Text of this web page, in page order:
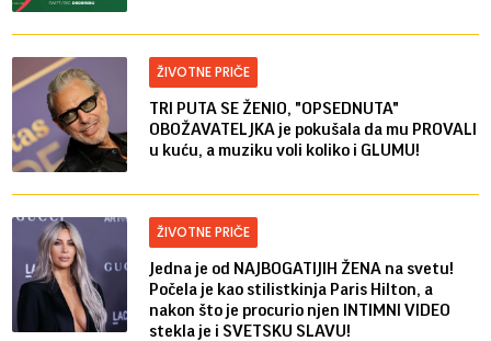
ŽIVOTNE PRIČE
TRI PUTA SE ŽENIO, "OPSEDNUTA"
OBOŽAVATELJKA je pokušala da mu PROVALI
u kuću, a muziku voli koliko i GLUMU!
ŽIVOTNE PRIČE
Jedna je od NAJBOGATIJIH ŽENA na svetu!
Počela je kao stilistkinja Paris Hilton, a
nakon što je procurio njen INTIMNI VIDEO
stekla je i SVETSKU SLAVU!